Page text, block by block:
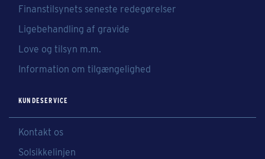
Finanstilsynets seneste redegørelser
Ligebehandling af gravide
Love og tilsyn m.m.
Information om tilgængelighed
KUNDESERVICE
Kontakt os
Solsikkelinjen